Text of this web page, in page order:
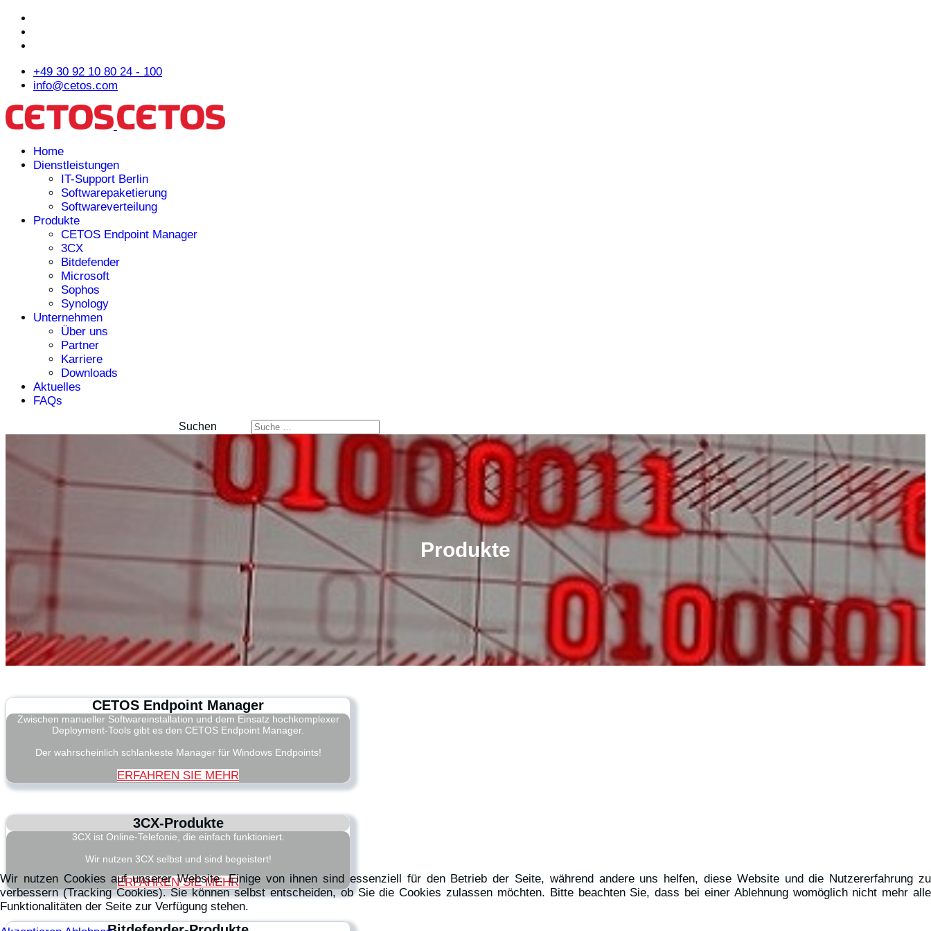
+49 30 92 10 80 24 - 100
info@cetos.com
Home
Dienstleistungen
IT-Support Berlin
Softwarepaketierung
Softwareverteilung
Produkte
CETOS Endpoint Manager
3CX
Bitdefender
Microsoft
Sophos
Synology
Unternehmen
Über uns
Partner
Karriere
Downloads
Aktuelles
FAQs
Suchen
Produkte
CETOS Endpoint Manager
Zwischen manueller Softwareinstallation und dem Einsatz hochkomplexer
Deployment-Tools gibt es den CETOS Endpoint Manager.
Der wahrscheinlich schlankeste Manager für Windows Endpoints!
ERFAHREN SIE MEHR
3CX-Produkte
3CX ist Online-Telefonie, die einfach funktioniert.
Wir nutzen 3CX selbst und sind begeistert!
ERFAHREN SIE MEHR
Wir nutzen Cookies auf unserer Website. Einige von ihnen sind essenziell für den Betrieb der Seite, während andere uns helfen, diese Website und die Nutzererfahrung zu
verbessern (Tracking Cookies). Sie können selbst entscheiden, ob Sie die Cookies zulassen möchten. Bitte beachten Sie, dass bei einer Ablehnung womöglich nicht mehr alle
Funktionalitäten der Seite zur Verfügung stehen.